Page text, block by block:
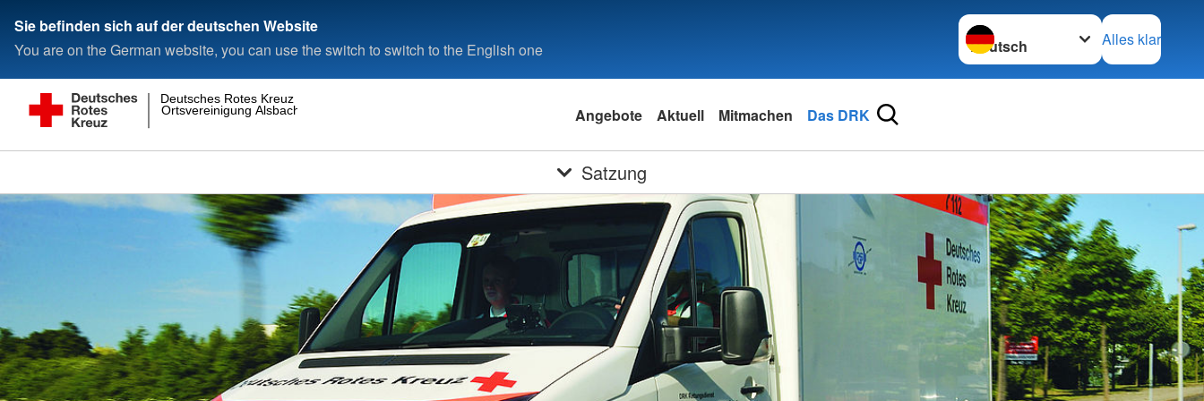
Sie befinden sich auf der deutschen Website
You are on the German website, you can use the switch to switch to the English one
Sprache wechseln zu
Alles klar
Ortsvereinigung Alsbach
Deutsches Rotes Kreuz
Angebote Aktuell Mitmachen Das DRK
Satzung